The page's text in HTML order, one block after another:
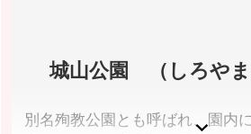
城山公園 （しろやま
別名殉教公園とも呼ばれ、園内